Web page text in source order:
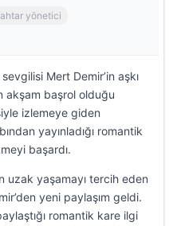
yönetici
Mert Demir’in aşkı
akşam başrol olduğu
izlemeye giden
yayınladığı romantik
başardı.
uzak yaşamayı tercih eden
yeni paylaşım geldi.
romantik kare ilgi